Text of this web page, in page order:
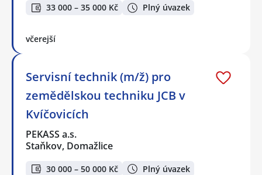
33 000 – 35 000 Kč Plný úvazek
včerejší
Servisní technik (m/ž) pro
zemědělskou techniku JCB v
Kvíčovicích
PEKASS a.s.
Staňkov, Domažlice
30 000 – 50 000 Kč
Plný úvazek